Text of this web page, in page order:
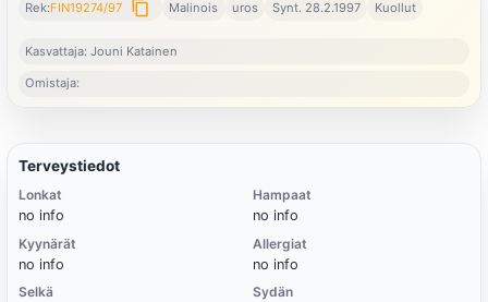
Rek:FIN19274/97 content_copy Malinois uros Synt. 28.2.1997 Kuollut
Kasvattaja: Jouni Katainen
Omistaja:
Terveystiedot
Lonkat
no info
Kyynärät
no info
Selkä
Hampaat
no info
Allergiat
no info
Sydän